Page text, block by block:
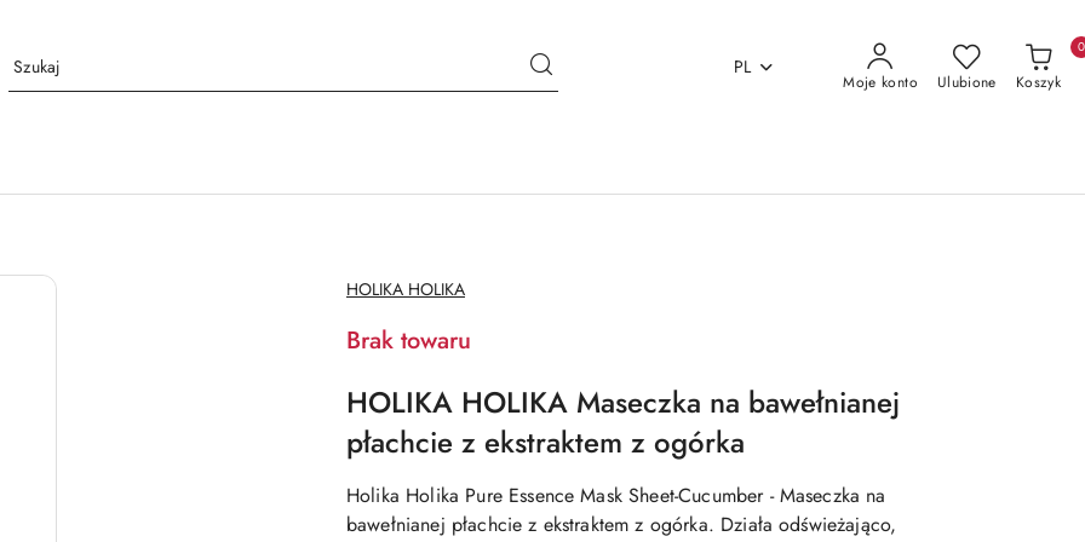
PL
Moje konto Ulubione Koszyk
0
NAZWA
PRODUCENTA:
HOLIKA HOLIKA
Brak towaru
HOLIKA HOLIKA Maseczka na bawełnianej
płachcie z ekstraktem z ogórka
Holika Holika Pure Essence Mask Sheet-Cucumber - Maseczka na
bawełnianej płachcie z ekstraktem z ogórka. Działa odświeżająco,